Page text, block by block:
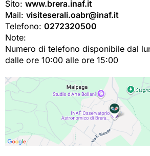
Sito: www.brera.inaf.it
Mail: visiteserali.oabr@inaf.it
Telefono: 0272320500
Note:
Numero di telefono disponibile dal
dalle ore 10:00 alle ore 15:00